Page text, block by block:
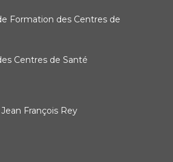
Formation des Centres de
Centres de Santé
François Rey